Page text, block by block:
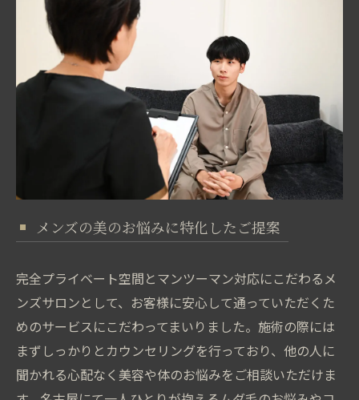
メンズの美のお悩みに特化したご提案
完全プライベート空間とマンツーマン対応にこだわるメ
ンズサロンとして、お客様に安心して通っていただくた
めのサービスにこだわってまいりました。施術の際には
まずしっかりとカウンセリングを行っており、他の人に
聞かれる心配なく美容や体のお悩みをご相談いただけま